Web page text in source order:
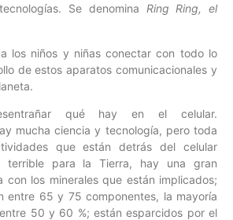
Se denomina Ring Ring, el
los niños y niñas conectar con todo lo
de estos aparatos comunicacionales y
qué hay en el celular.
mucha ciencia y tecnología, pero toda
que están detrás del celular
terrible para la Tierra, hay una gran
los minerales que están implicados;
entre 65 y 75 componentes, la mayoría
50 y 60 %; están esparcidos por el